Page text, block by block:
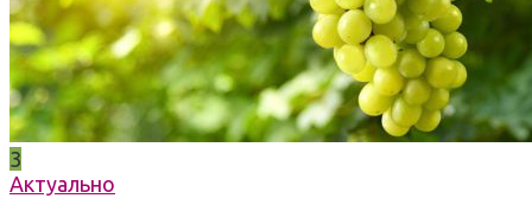
3
Актуально